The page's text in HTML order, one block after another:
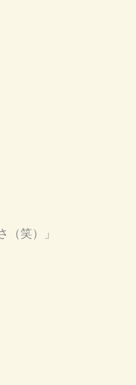
（笑）」